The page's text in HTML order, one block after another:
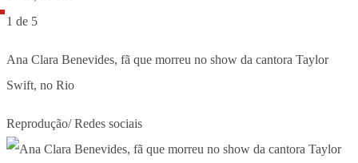
1 de 5
Ana Clara Benevides, fã que morreu no show da cantora Taylor
Swift, no Rio
Reprodução/ Redes sociais